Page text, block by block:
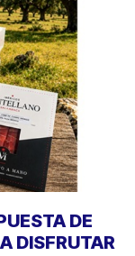
DE
DISFRUTAR